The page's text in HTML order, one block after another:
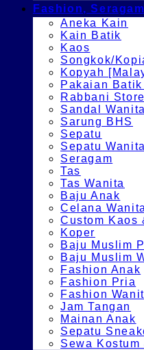
Fashion,
Aneka Kain
Kain Batik
Kaos
Songkok/
Kopyah
Pakaian
Rabbani Store
Sandal Wanita
Sarung BHS
Sepatu
Sepatu Wanita
Seragam
Tas
Tas Wanita
Baju Anak
Celana Wanita
Custom Kaos
Koper
Baju Muslim
Baju Muslim
Fashion Anak
Fashion Pria
Fashion
Jam Tangan
Mainan Anak
Sepatu
Sewa